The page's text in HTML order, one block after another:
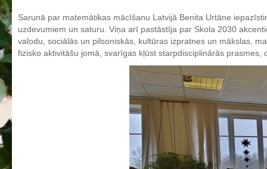
Aktualizētais pašvērtējuma ziņojums 2025
BPVV attīstības un investīciju stratēģijas plāns
Investīciju un attīstības stratēģija
Sarunā par matemātikas mācīšanu Latvijā Benita Urtāne
uzdevumiem un saturu. Viņa arī pastāstīja par Skola 2030
valodu, sociālās un pilsoniskās, kultūras izpratnes un mākslas,
fizisko aktivitāšu jomā, svarīgas kļūst starpdisciplinārās